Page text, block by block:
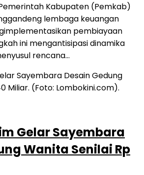
Kabupaten (Pemkab)
lembaga keuangan
pembiayaan
ini mengantisipasi dinamika
rencana…
Gelar Sayembara
Wanita Senilai Rp